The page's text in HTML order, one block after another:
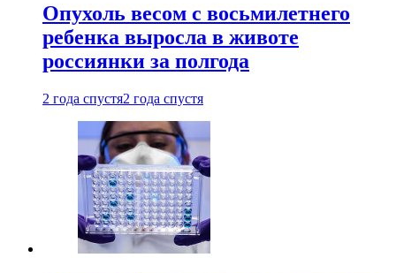
Опухоль весом с восьмилетнего
ребенка выросла в животе
россиянки за полгода
2 года спустя2 года спустя